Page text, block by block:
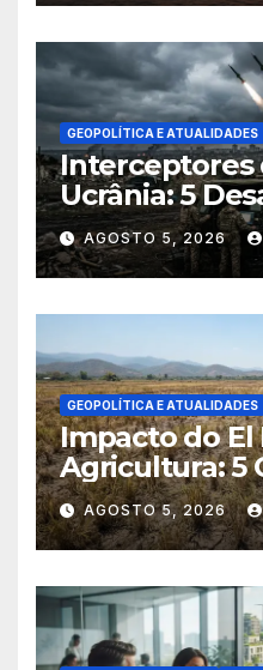
GEOPOLÍTICA E ATUALIDADES
Interceptores
Ucrânia: 5
AGOSTO 5, 2026
GEOPOLÍTICA E ATUALIDADES
Impacto do El
Agricultura: 5
Críticas
AGOSTO 5, 2026